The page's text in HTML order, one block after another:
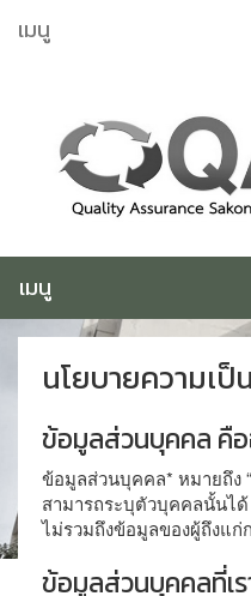
ไป
เมนู
เมนู
นโยบายความเ
ข้อมูลส่วนบุคคล คือ
ข้อมูลส่วนบุคคล* หมายถึง
สามารถระบุตัวบุคคลนั้นไ
ไม่รวมถึงข้อมูลของผู้ถึงแก่
ข้อมูลส่วนบุคคลที่เร